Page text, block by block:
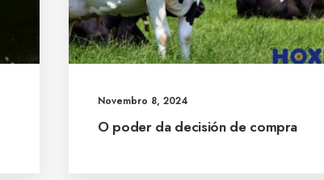
Novembro 8, 2024
O poder da decisión de compra